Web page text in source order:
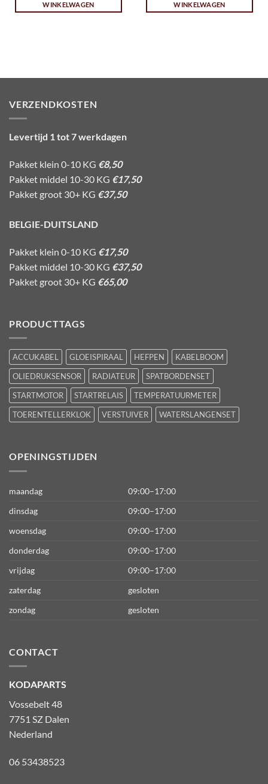
WINKELWAGEN
WINKELWAGEN
VERZENDKOSTEN
Levertijd 1 tot 7 werkdagen
Pakket klein 0-10 KG €8,50
Pakket middel 10-30 KG €17,50
Pakket groot 30+ KG €37,50
BELGIE-DUITSLAND
Pakket klein 0-10 KG €17,50
Pakket middel 10-30 KG €37,50
Pakket groot 30+ KG €65,00
PRODUCTTAGS
ACCUKABEL GLOEISPIRAAL HEFPEN
KABELBOOM
OLIEDRUKSENSOR
RADIATEUR
SPATBORDENSET
STARTMOTOR
STARTRELAIS
TEMPERATUURMETER
TOERENTELLERKLOK
VERSTUIVER WATERSLANGENSET
OPENINGSTIJDEN
maandag
09:00–17:00
dinsdag
09:00–17:00
woensdag
09:00–17:00
donderdag
09:00–17:00
vrijdag
09:00–17:00
zaterdag
gesloten
zondag
gesloten
CONTACT
KODAPARTS
Vossebelt 48
7751 SZ Dalen
Nederland
06 53438523